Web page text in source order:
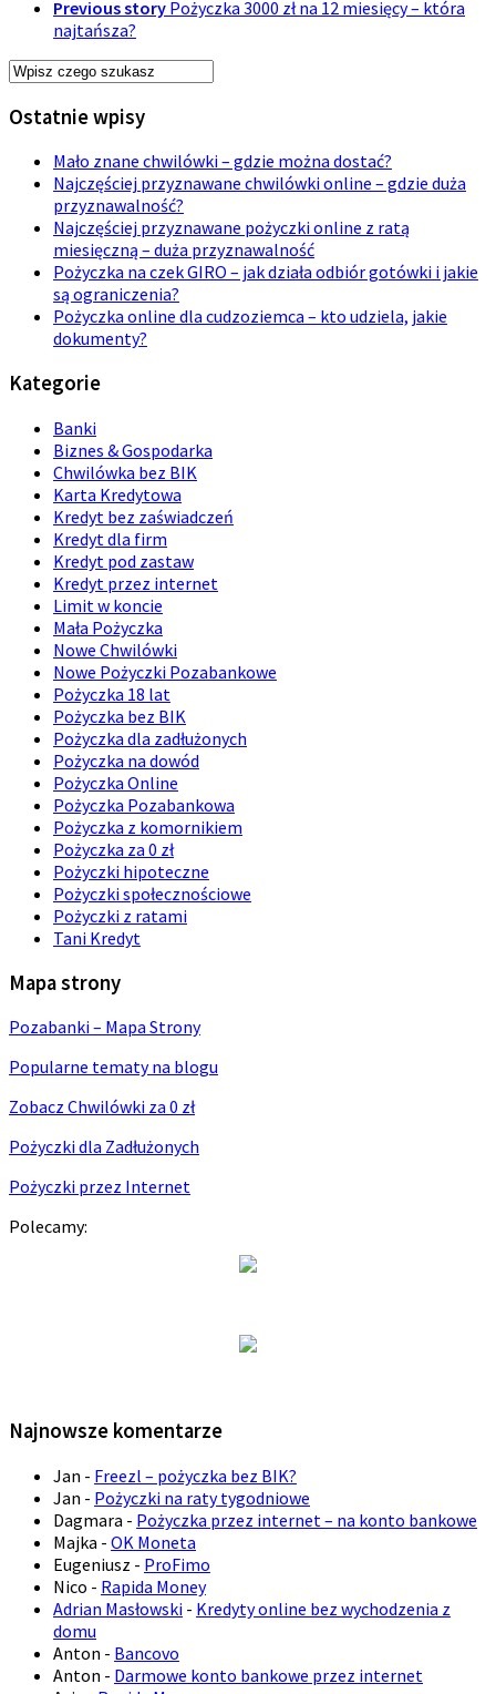
Previous story Pożyczka 3000 zł na 12 miesięcy – która
najtańsza?
Ostatnie wpisy
Mało znane chwilówki – gdzie można dostać?
Najczęściej przyznawane chwilówki online – gdzie duża
przyznawalność?
Najczęściej przyznawane pożyczki online z ratą
miesięczną – duża przyznawalność
Pożyczka na czek GIRO – jak działa odbiór gotówki i jakie
są ograniczenia?
Pożyczka online dla cudzoziemca – kto udziela, jakie
dokumenty?
Kategorie
Banki
Biznes & Gospodarka
Chwilówka bez BIK
Karta Kredytowa
Kredyt bez zaświadczeń
Kredyt dla firm
Kredyt pod zastaw
Kredyt przez internet
Limit w koncie
Mała Pożyczka
Nowe Chwilówki
Nowe Pożyczki Pozabankowe
Pożyczka 18 lat
Pożyczka bez BIK
Pożyczka dla zadłużonych
Pożyczka na dowód
Pożyczka Online
Pożyczka Pozabankowa
Pożyczka z komornikiem
Pożyczka za 0 zł
Pożyczki hipoteczne
Pożyczki społecznościowe
Pożyczki z ratami
Tani Kredyt
Mapa strony
Pozabanki – Mapa Strony
Popularne tematy na blogu
Zobacz Chwilówki za 0 zł
Pożyczki dla Zadłużonych
Pożyczki przez Internet
Polecamy:
Najnowsze komentarze
Jan - Freezl – pożyczka bez BIK?
Jan - Pożyczki na raty tygodniowe
Dagmara - Pożyczka przez internet – na konto bankowe
Majka - OK Moneta
Eugeniusz - ProFimo
Nico - Rapida Money
Adrian Masłowski - Kredyty online bez wychodzenia z
domu
Anton - Bancovo
Anton - Darmowe konto bankowe przez internet